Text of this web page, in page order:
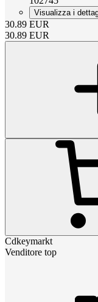
Visualizza i
30.89 EUR
30.89 EUR
Cdkeymarkt
Venditore top